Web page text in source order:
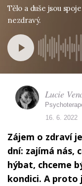
Tělo a duše jsou
nezdravý.
Zájem o zdraví
dní: zajímá nás,
hýbat, chceme
kondici. A proto
Lucie
16. 6. 2022